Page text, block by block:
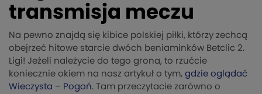
transmisja meczu
Na pewno znajdą się kibice polskiej piłki, którzy zechcą
obejrzeć hitowe starcie dwóch beniaminków Betclic 2.
Ligi! Jeżeli należycie do tego grona, to rzućcie
koniecznie okiem na nasz artykuł o tym, gdzie oglądać
Wieczysta – Pogoń. Tam przeczytacie zarówno o